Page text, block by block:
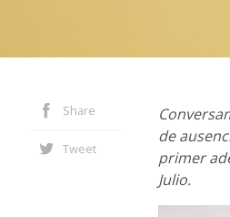
Share
Tweet
de
primer
Julio.